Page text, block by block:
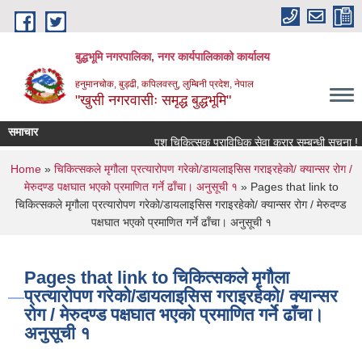
Skip to main content
बुद्धभूमि नगरपालिका, नगर कार्यपालिकाको कार्यालय
हनुमानचोक, बुड्ढी, कपिलवस्तु, लुम्बिनी प्रदेश, नेपाल
"खुसी नगरवासीः समृद्ध बुद्धभूमि"
समाचार
पशु चिकित्सक प्राविधिक सेवा करार सम्बन्धी सूचना !
You are here
Home» चिकित्सकले मृगौला प्रत्यारोपण गरेको/डायलाइसिस गराइरहेको/ क्यान्सर रोग /
मेरुदण्ड पक्षघात भएको प्रमाणित गर्ने ढाँचा। अनुसूची १ » Pages that link to
चिकित्सकले मृगौला प्रत्यारोपण गरेको/डायलाइसिस गराइरहेको/ क्यान्सर रोग / मेरुदण्ड
पक्षघात भएको प्रमाणित गर्ने ढाँचा। अनुसूची १
Pages that link to चिकित्सकले मृगौला
प्रत्यारोपण गरेको/डायलाइसिस गराइरहेको/ क्यान्सर
रोग / मेरुदण्ड पक्षघात भएको प्रमाणित गर्ने ढाँचा।
अनुसूची १